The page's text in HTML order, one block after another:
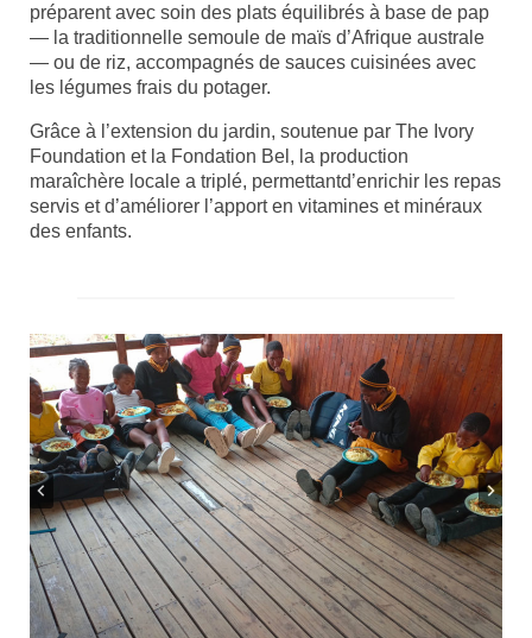
préparent avec soin des plats équilibrés à base de pap
— la traditionnelle semoule de maïs d’Afrique australe
— ou de riz, accompagnés de sauces cuisinées avec
les légumes frais du potager.
Grâce à l’extension du jardin, soutenue par The Ivory
Foundation et la Fondation Bel, la production
maraîchère locale a triplé, permettantd’enrichir les repas
servis et d’améliorer l’apport en vitamines et minéraux
des enfants.